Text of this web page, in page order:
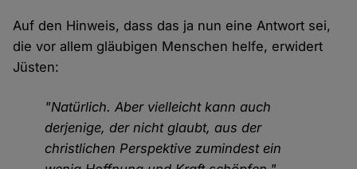
Auf den Hinweis, dass das ja nun eine Antwort sei,
die vor allem gläubigen Menschen helfe, erwidert
Jüsten:
"Natürlich. Aber vielleicht kann auch
derjenige, der nicht glaubt, aus der
christlichen Perspektive zumindest ein